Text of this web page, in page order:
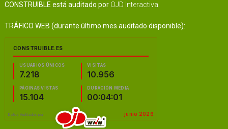
CONSTRUIBLE está auditado por OJD Interactiva
TRÁFICO WEB (durante último mes auditado disponible):